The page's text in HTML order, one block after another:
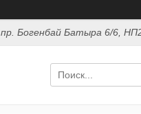
пр. Богенбай Батыра 6/6,